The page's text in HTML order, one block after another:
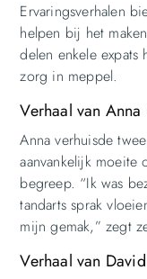
Ervaringsverhalen
helpen bij het
delen enkele expats
zorg in meppel.
Verhaal van
Anna verhuisde
aanvankelijk moeite
begreep. “Ik was
tandarts sprak
mijn gemak,” zegt
Verhaal van